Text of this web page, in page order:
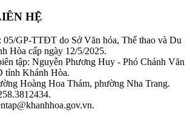
HỆ
05/GP-TTĐT do Sở Văn hóa, Thể thao và Du
Hòa cấp ngày 12/5/2025.
tập: Nguyễn Phương Huy - Phó Chánh Văn
tỉnh Khánh Hòa.
Hoàng Hoa Thám, phường Nha Trang.